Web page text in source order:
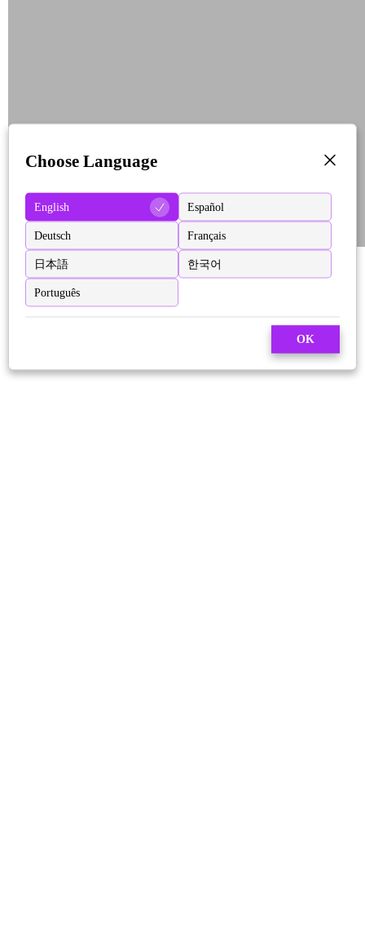
Choose Language
English Español
Deutsch Français
日本語 한국어
Português
OK